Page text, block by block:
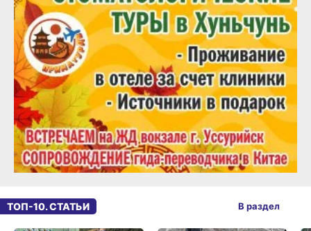
ТОП-10. СТАТЬИ В раздел